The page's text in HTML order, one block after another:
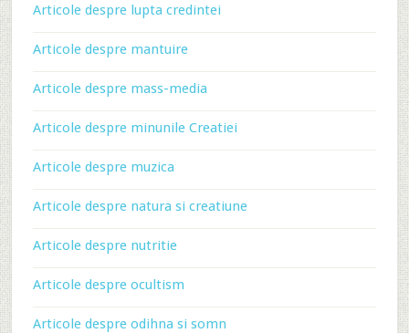
Articole despre lupta credintei
Articole despre mantuire
Articole despre mass-media
Articole despre minunile Creatiei
Articole despre muzica
Articole despre natura si creatiune
Articole despre nutritie
Articole despre ocultism
Articole despre odihna si somn